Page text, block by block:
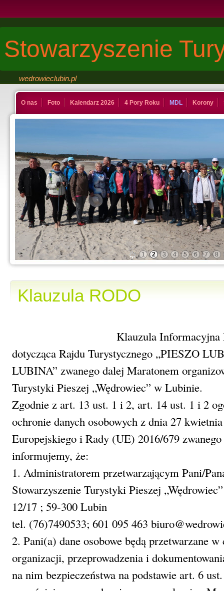
O nas Foto Kalendarz 2026 4 Pory Roku MDL Korony
Stowarzyszenie
wedrowieclubin.pl
1 2 3 4 5 6 7 8
Klauzula RODO
Klauzula Informacyjna
dotycząca Rajdu Turystycznego „PIESZO
LUBINA” zwanego dalej Maratonem
Turystyki Pieszej „Wędrowiec” w Lubinie.
Zgodnie z art. 13 ust. 1 i 2, art. 14 ust. 1 i 2
ochronie danych osobowych z dnia 27
Europejskiego i Rady (UE) 2016/679
informujemy, że:
1. Administratorem przetwarzającym Pani/
Stowarzyszenie Turystyki Pieszej
12/17 ; 59-300 Lubin
tel. (76)7490533; 601 095 463
2. Pani(a) dane osobowe będą przetwarzane
organizacji, przeprowadzenia i
na nim bezpieczeństwa na podstawie art. 6